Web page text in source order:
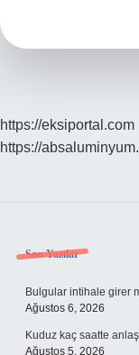
https://eksiportal.com
https://
Sidebar
Son Yazılar
Bulgular intihale girer
Ağustos 6, 2026
Kuduz kaç saatte
Ağustos 5, 2026